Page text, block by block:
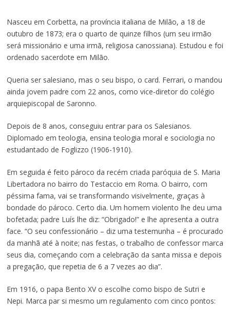
Nasceu em Corbetta, na província italiana de Milão, a 18 de
outubro de 1873; era o quarto de quinze filhos (um seu irmão
será missionário e uma irmã, religiosa canossiana). Estudou e foi
ordenado sacerdote em Milão.
Queria ser salesiano, mas o seu bispo, o card. Ferrari, o mandou
ainda jovem padre com 22 anos, como vice-diretor do colégio
arquiepiscopal de Saronno.
Depois de 8 anos, conseguiu entrar para os Salesianos.
Diplomado em teologia, ensina teologia moral e sociologia no
estudantado de Foglizzo (1906-1910).
Em seguida é feito pároco da recém criada paróquia de S. Maria
Libertadora no bairro do Testaccio em Roma. O bairro, com
péssima fama, vai se transformando visivelmente, graças à
bondade do pároco. Certo dia. Um homem violento lhe deu uma
bofetada; padre Luís lhe diz: “Obrigado!” e lhe apresenta a outra
face. “O seu confessionário – diz uma testemunha – é procurado
da manhã até à noite; nas festas, o trabalho de confessor marca
seus dia, começando com a celebração da santa missa e depois
a pregação, que repetia de 6 a 7 vezes ao dia”.
Em 1916, o papa Bento XV o escolhe como bispo de Sutri e
Nepi. Marca par si mesmo um regulamento com cinco pontos: